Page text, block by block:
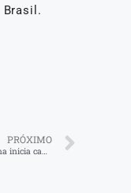
PRÓXIMO
Intervenção urbana inicia campanha contra violência de gênero, em Angra